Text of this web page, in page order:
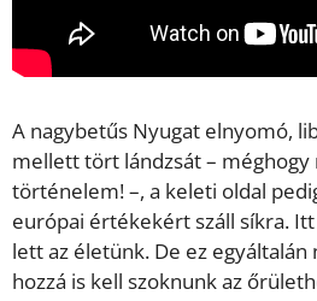
A nagybetűs Nyugat elnyomó,
mellett tört lándzsát –
történelem! –, a keleti oldal
európai értékekért száll síkra.
lett az életünk. De ez
hozzá is kell szoknunk az